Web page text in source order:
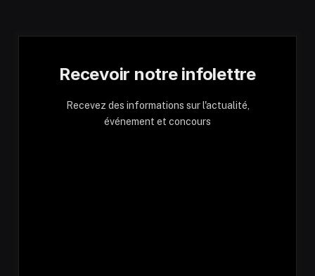
Recevoir notre infolettre
Recevez des informations sur l'actualité,
événement et concours